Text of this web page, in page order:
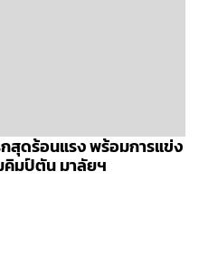
สุดร้อนแรง พร้อมการแข่ง
คิมป์ตัน มาลัยฯ